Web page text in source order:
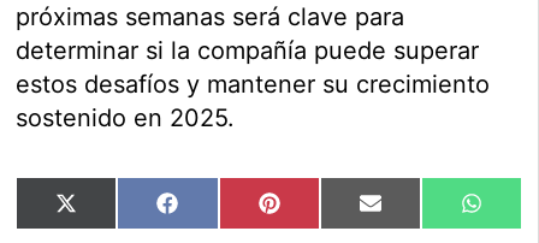
próximas semanas será clave para
determinar si la compañía puede superar
estos desafíos y mantener su crecimiento
sostenido en 2025.
Compartir
en
X
(Twitter)
Compartir
en
Facebook Compartir
en
Pinterest Compartir
en
Email
en